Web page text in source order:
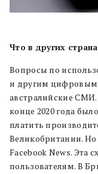
Что в других
Вопросы по
и другим цифровым
австралийские СМИ.
конце 2020 года
платить
Великобритании. Но
Facebook News. Эта
пользователям. В